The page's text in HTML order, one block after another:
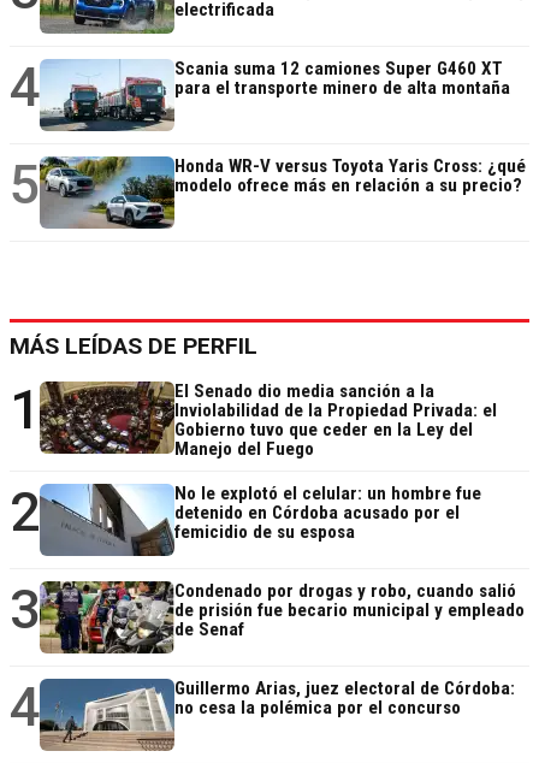
electrificada
4
Scania suma 12 camiones Super G460 XT
para el transporte minero de alta montaña
5
Honda WR-V versus Toyota Yaris Cross: ¿qué
modelo ofrece más en relación a su precio?
MÁS LEÍDAS DE PERFIL
1
El Senado dio media sanción a la
Inviolabilidad de la Propiedad Privada: el
Gobierno tuvo que ceder en la Ley del
Manejo del Fuego
2
No le explotó el celular: un hombre fue
detenido en Córdoba acusado por el
femicidio de su esposa
3
Condenado por drogas y robo, cuando salió
de prisión fue becario municipal y empleado
de Senaf
4
Guillermo Arias, juez electoral de Córdoba:
no cesa la polémica por el concurso